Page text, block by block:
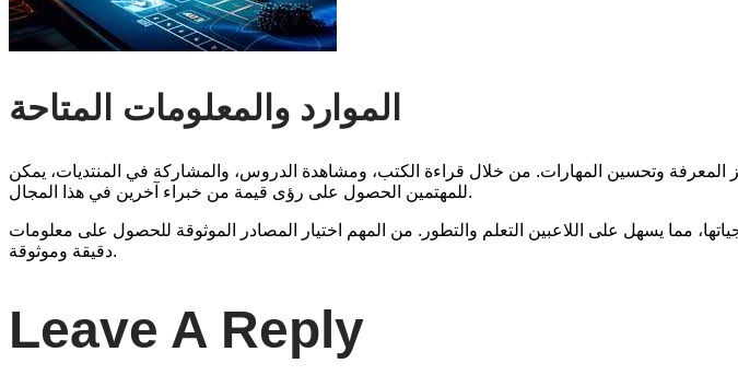
الموارد والمعلومات المتاحة
المعرفة وتحسين المهارات. من خلال قراءة الكتب، ومشاهدة الدروس، والمشاركة في المنتديات، يمكن
للمهتمين الحصول على رؤى قيمة من خبراء آخرين في هذا المجال.
مما يسهل على اللاعبين التعلم والتطور. من المهم اختيار المصادر الموثوقة للحصول على معلومات
دقيقة وموثوقة.
Leave A Reply